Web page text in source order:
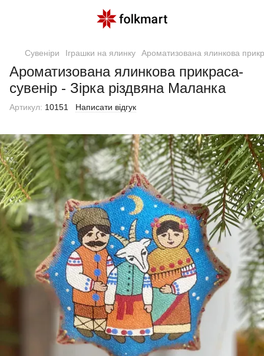
Сувеніри Іграшки на ялинку Ароматизована ялинкова
Ароматизована ялинкова прикраса-
сувенір - Зірка різдвяна Маланка
Артикул: 10151 Написати відгук